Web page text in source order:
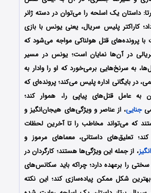
داستان یک اسلحه را می‌توان در دسته‌ ژانر
کاراکتر پلیس سریال، یعنی یونس با بازی
پرونده‌های قتل‌ هولناکی مواجه می‌شود که
در آن‌ها نمایان است؛ یونس در مسیر
به سرنخ‌هایی برمی‌خورد که او را وادار به
در بایگانی اداره‌ پلیس می‌کند؛ پرونده‌ای که
به عامل قتل‌های پیاپی را، هموار کند؛
جنایی، از عناصر و ویژگی‌های هیجا‌ن‌انگیز و
که می‌تواند مخاطب را تا آخرین لحظات
تعلیق‌های داستانی، معماهای مرموز و
، از جمله‌ این ویژگی‌ها هستند؛ کارگردان در
را برعهده دارد؛ چراکه باید سکانس‌های
شکل ممکن پیاده‌سازی کند؛ این نکته‌